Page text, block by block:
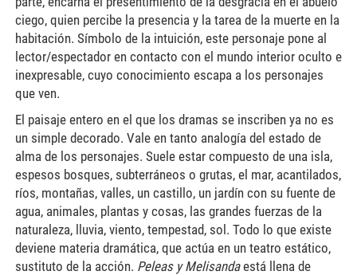
ciego, quien percibe la presencia y la tarea de la muerte en la
habitación. Símbolo de la intuición, este personaje pone al
lector/espectador en contacto con el mundo interior oculto e
inexpresable, cuyo conocimiento escapa a los personajes
que ven.
El paisaje entero en el que los dramas se inscriben ya no es
un simple decorado. Vale en tanto analogía del estado de
alma de los personajes. Suele estar compuesto de una isla,
espesos bosques, subterráneos o grutas, el mar, acantilados,
ríos, montañas, valles, un castillo, un jardín con su fuente de
agua, animales, plantas y cosas, las grandes fuerzas de la
naturaleza, lluvia, viento, tempestad, sol. Todo lo que existe
deviene materia dramática, que actúa en un teatro estático,
sustituto de la acción. Peleas y Melisandaestá llena de